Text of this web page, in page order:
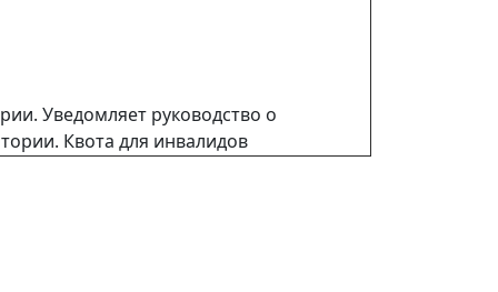
Уведомляет руководство о
Квота для инвалидов